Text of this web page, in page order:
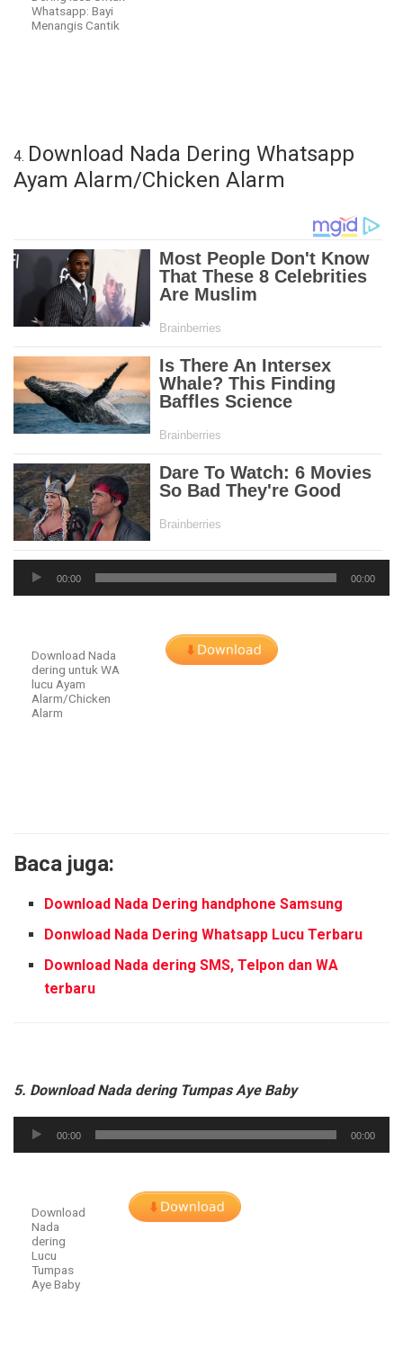
Whatsapp: Bayi
Menangis Cantik
4. Download Nada Dering Whatsapp
Ayam Alarm/Chicken Alarm
Audio
Player
00:00 00:00
Download Nada
dering untuk WA
lucu Ayam
Alarm/Chicken
Alarm
Baca juga:
Download Nada Dering handphone Samsung
Donwload Nada Dering Whatsapp Lucu Terbaru
Download Nada dering SMS, Telpon dan WA
terbaru
5. Download Nada dering Tumpas Aye Baby
Audio
Player
00:00 00:00
Download
Nada
dering
Lucu
Tumpas
Aye Baby